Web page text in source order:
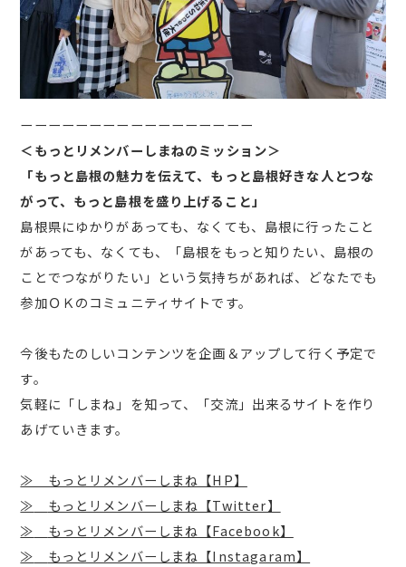
ーーーーーーーーーーーーーーーーー
＜もっとリメンバーしまねのミッション＞
「もっと島根の魅力を伝えて、もっと島根好きな人とつな
がって、もっと島根を盛り上げること」
島根県にゆかりがあっても、なくても、島根に行ったこと
があっても、なくても、「島根をもっと知りたい、島根の
ことでつながりたい」という気持ちがあれば、どなたでも
参加ＯＫのコミュニティサイトです。
今後もたのしいコンテンツを企画＆アップして行く予定で
す。
気軽に「しまね」を知って、「交流」出来るサイトを作り
あげていきます。
≫ もっとリメンバーしまね【HP】
≫
もっとリメンバーしまね【Twitter】
≫
もっとリメンバーしまね【Facebook】
≫
もっとリメンバーしまね【Instagaram】